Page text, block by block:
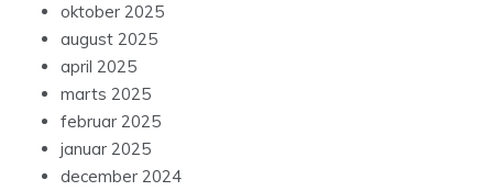
oktober 2025
august 2025
april 2025
marts 2025
februar 2025
januar 2025
december 2024